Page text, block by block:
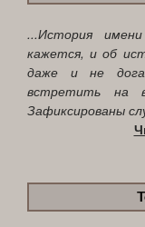
...История
кажется, и об
даже и не
встретить на
Зафиксированы